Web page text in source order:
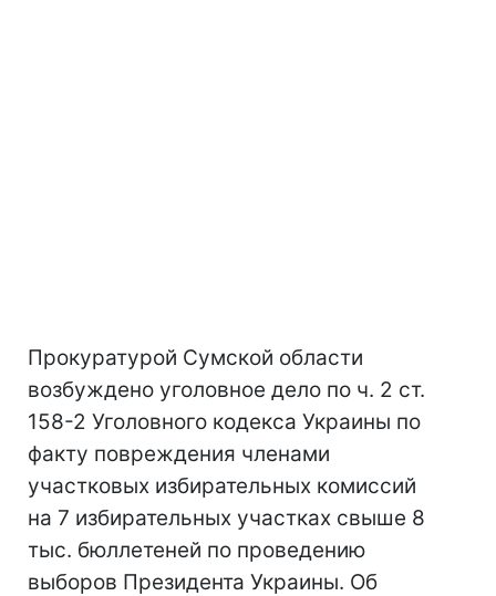
Прокуратурой Сумской области
возбуждено уголовное дело по ч. 2 ст.
158-2 Уголовного кодекса Украины по
факту повреждения членами
участковых избирательных комиссий
на 7 избирательных участках свыше 8
тыс. бюллетеней по проведению
выборов Президента Украины. Об